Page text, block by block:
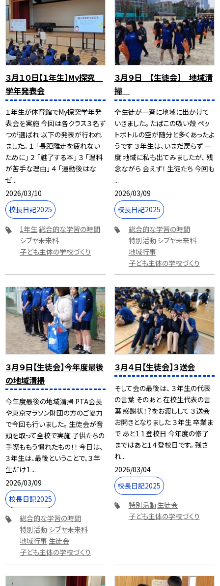
３月１０日【１年生】My探究
学年発表会
１年生が体育館でMy探究学年発
表会を実施 今回は各クラス３名ず
つが選ばれ 以下の発表が行われ
ました。 １ 「長距離走を疲れない
ために」 ２ 「魅了する本」 ３ 「理科
が苦手な理由」 ４ 「運動後はな
ぜ...
2026/03/10
校長日記2025
1年生 総合的な学習の時間
シブヤ未来科
子ども主体の学校づくり
３月９日 【生徒会】 地域清
掃
全生徒が一斉に地域に出かけて
いきました。 たばこの吸い殻 ペッ
トボトルの空が随分と多くあったよ
うです ３年生は、いまだ戻らず 一
度 地域に私も出てみましたが、 残
念ながら 会えず！ 生徒たち 今回も
...
2026/03/09
校長日記2025
総合的な学習の時間
特別活動シブヤ未来科
地域行事
子ども主体の学校づくり
３月９日【生徒会】今年度最後
の地域清掃
今年度最後の地域清掃 PTA会長
や東京マラソン財団の方のご協力
で今回も行いました。 生徒会が音
頭を取って全校で実施 子供たちの
手際ももう慣れたもの！！ 今日は、
３年生は、最後ということで、３年
生だけ１...
2026/03/09
校長日記2025
総合的な学習の時間
特別活動 シブヤ未来科
地域行事 生徒会
子ども主体の学校づくり
３月４日【生徒会】３送会
そして会の最後は、 ３年生の代表
の言葉 そのあと 在校生代表の言
葉 感謝状！？をお渡しして ３送会
お開きとなりました ３年生 卒業ま
で あと１１登校日 今年度の修了
まではあと１４登校日です。 残さ
れ...
2026/03/04
校長日記2025
特別活動生徒会
子ども主体の学校づくり